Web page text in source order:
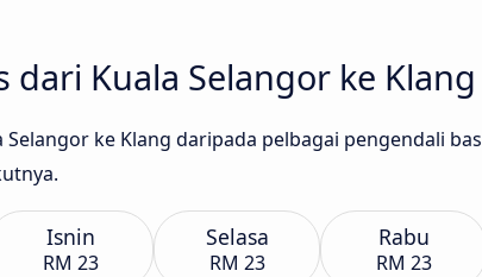
Kuala Selangor ke Klang
ke Klang daripada pelbagai pengendali bas
Isnin
RM 23
Selasa
RM 23
Rabu
RM 23